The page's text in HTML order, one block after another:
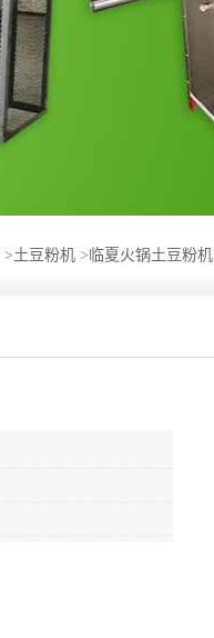
>土豆粉机 > 临夏火锅土豆粉